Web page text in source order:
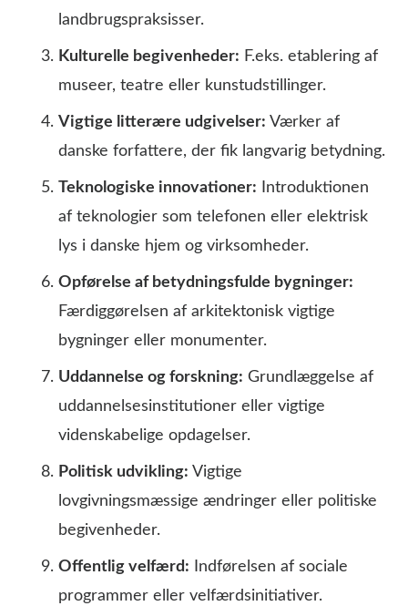
landbrugspraksisser.
Kulturelle begivenheder: F.eks. etablering af
museer, teatre eller kunstudstillinger.
Vigtige litterære udgivelser: Værker af
danske forfattere, der fik langvarig betydning.
Teknologiske innovationer: Introduktionen
af teknologier som telefonen eller elektrisk
lys i danske hjem og virksomheder.
Opførelse af betydningsfulde bygninger:
Færdiggørelsen af arkitektonisk vigtige
bygninger eller monumenter.
Uddannelse og forskning: Grundlæggelse af
uddannelsesinstitutioner eller vigtige
videnskabelige opdagelser.
Politisk udvikling: Vigtige
lovgivningsmæssige ændringer eller politiske
begivenheder.
Offentlig velfærd: Indførelsen af sociale
programmer eller velfærdsinitiativer.